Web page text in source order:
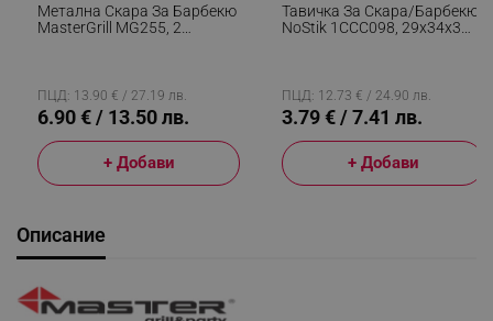
Метална Скара За Барбекю
MasterGrill MG255, 2
ПЦД: 13.90 € / 27.19 лв.
6.90 € / 13.50 лв.
+ Добави
Тавичка За Скара/барбекю
NoStik 1CCC098, 29x34x3
ПЦД: 12.73 € / 24.90 лв.
3.79 € / 7.41 лв.
+ Добави
Описание